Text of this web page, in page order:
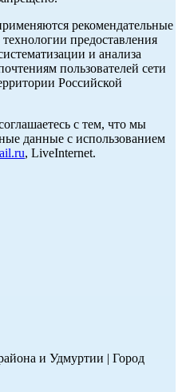
рекомендательные
предоставления
и анализа
пользователей сети
Российской
с тем, что мы
данные с использованием
, LiveInternet.
и Удмуртии | Город